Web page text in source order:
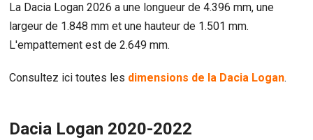
La Dacia Logan 2026 a une longueur de 4.396 mm, une
largeur de 1.848 mm et une hauteur de 1.501 mm.
L'empattement est de 2.649 mm.
Consultez ici toutes les dimensions de la Dacia Logan.
Dacia Logan 2020-2022